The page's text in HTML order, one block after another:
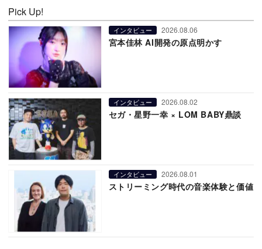
Pick Up!
インタビュー 2026.08.06
宮本佳林 AI開発の原点明かす
インタビュー 2026.08.02
セガ・星野一幸 × LOM BABY鼎談
インタビュー 2026.08.01
ストリーミング時代の音楽体験と価値